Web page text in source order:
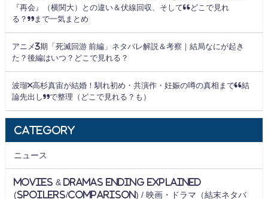
『再会』（横関大）との違い＆伏線回収、そして“どこで見れ
る？”まで一気まとめ
アニメ3期「死滅回游 前編」ネタバレ解説＆考察｜結局なにが起き
た？後編はいつ？どこで見れる？
波瑠×高杉真宙が結婚！馴れ初め・共演作・妊娠の噂の真相まで“結
論先出し”で整理（どこで見れる？も）
Category
ニュース
Movies & Dramas Ending Explained
(Spoilers/Comparison) / 映画・ドラマ（結末ネタバ